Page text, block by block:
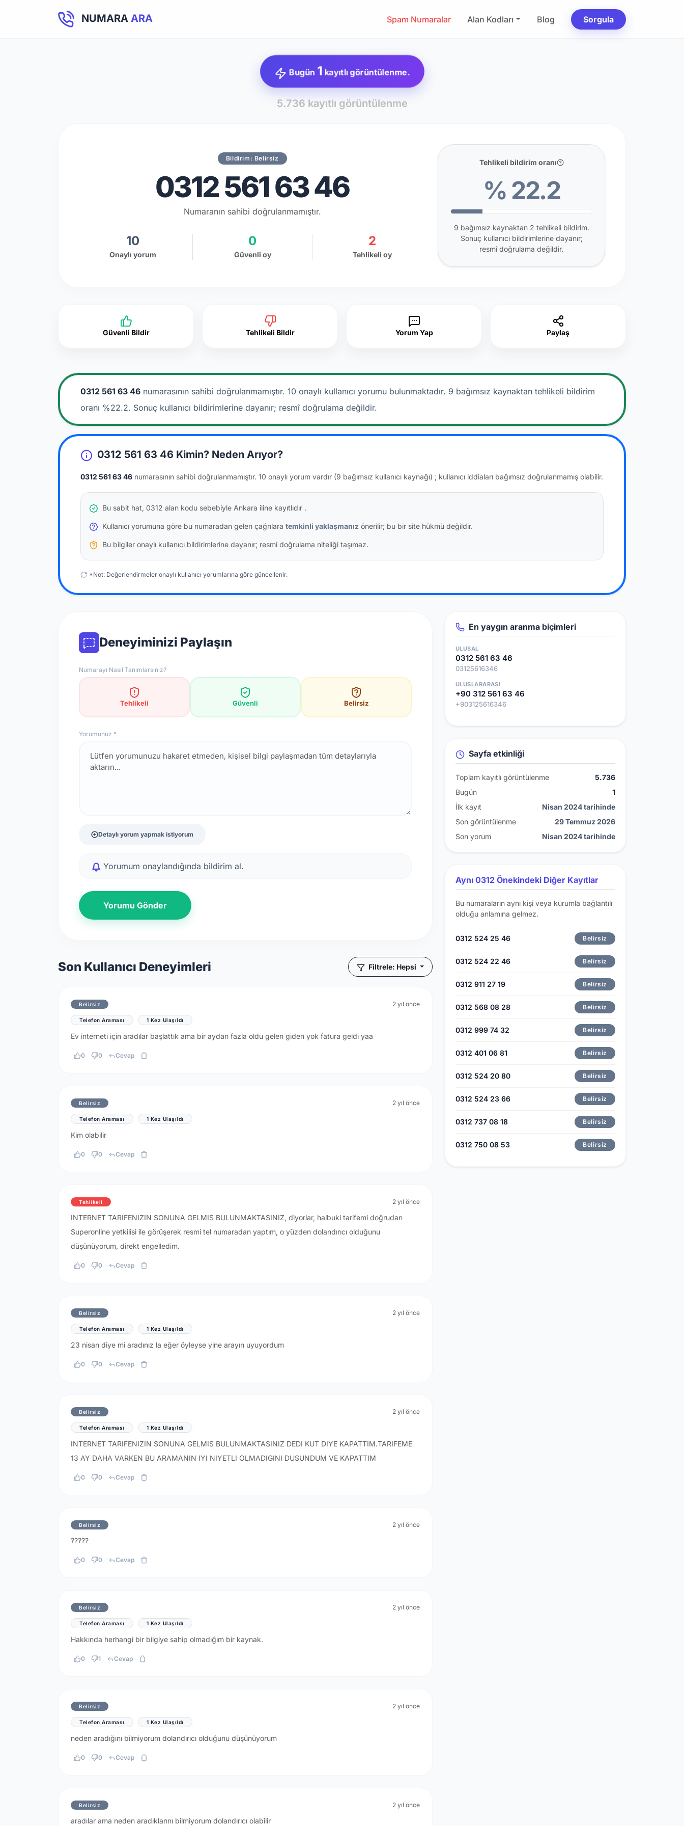
NUMARA ARA Spam Numaralar Alan Kodları Blog Sorgula
Bugün 1 kayıtlı görüntülenme.
5.736 kayıtlı görüntülenme
Bildirim: Belirsiz
0312 561 63 46
Numaranın sahibi doğrulanmamıştır.
10
Onaylı yorum
0
Güvenli oy
2
Tehlikeli oy
Tehlikeli bildirim oranı
% 22.2
9 bağımsız kaynaktan 2 tehlikeli bildirim.
Sonuç kullanıcı bildirimlerine dayanır;
resmî doğrulama değildir.
Güvenli Bildir Tehlikeli Bildir Yorum Yap Paylaş
0312 561 63 46 numarasının sahibi doğrulanmamıştır. 10 onaylı kullanıcı yorumu bulunmaktadır. 9 bağımsız kaynaktan tehlikeli bildirim
oranı %22.2. Sonuç kullanıcı bildirimlerine dayanır; resmî doğrulama değildir.
0312 561 63 46 Kimin? Neden Arıyor?
0312 561 63 46 numarasının sahibi doğrulanmamıştır. 10 onaylı yorum vardır (9 bağımsız kullanıcı kaynağı) ; kullanıcı iddiaları bağımsız doğrulanmamış olabilir.
Bu sabit hat, 0312 alan kodu sebebiyle Ankara iline kayıtlıdır .
Kullanıcı yorumuna göre bu numaradan gelen çağrılara temkinli yaklaşmanız önerilir; bu bir site hükmü değildir.
Bu bilgiler onaylı kullanıcı bildirimlerine dayanır; resmi doğrulama niteliği taşımaz.
*Not: Değerlendirmeler onaylı kullanıcı yorumlarına göre güncellenir.
Deneyiminizi Paylaşın
Numarayı Nasıl Tanımlarsınız?
Tehlikeli Güvenli Belirsiz
Yorumunuz *
Detaylı yorum yapmak istiyorum
Yorumum onaylandığında bildirim al.
Yorumu Gönder
Son Kullanıcı Deneyimleri Filtrele: Hepsi
Belirsiz 2 yıl önce
Telefon Araması 1 Kez Ulaşıldı
Ev interneti için aradılar başlattık ama bir aydan fazla oldu gelen giden yok fatura geldi yaa
0 0 Cevap
Belirsiz 2 yıl önce
Telefon Araması 1 Kez Ulaşıldı
Kim olabilir
0 0 Cevap
Tehlikeli 2 yıl önce
INTERNET TARIFENIZIN SONUNA GELMIS BULUNMAKTASINIZ, diyorlar, halbuki tarifemi doğrudan
Superonline yetkilisi ile görüşerek resmi tel numaradan yaptım, o yüzden dolandırıcı olduğunu
düşünüyorum, direkt engelledim.
0 0 Cevap
Belirsiz 2 yıl önce
Telefon Araması 1 Kez Ulaşıldı
23 nisan diye mi aradınız la eğer öyleyse yine arayın uyuyordum
0 0 Cevap
Belirsiz 2 yıl önce
Telefon Araması 1 Kez Ulaşıldı
INTERNET TARIFENIZIN SONUNA GELMIS BULUNMAKTASINIZ DEDI KUT DIYE KAPATTIM.TARIFEME
13 AY DAHA VARKEN BU ARAMANIN IYI NIYETLI OLMADIGINI DUSUNDUM VE KAPATTIM
0 0 Cevap
Belirsiz 2 yıl önce
?????
0 0 Cevap
Belirsiz 2 yıl önce
Telefon Araması 1 Kez Ulaşıldı
Hakkında herhangi bir bilgiye sahip olmadığım bir kaynak.
0 1 Cevap
Belirsiz 2 yıl önce
Telefon Araması 1 Kez Ulaşıldı
neden aradığını bilmiyorum dolandırıcı olduğunu düşünüyorum
0 0 Cevap
Belirsiz 2 yıl önce
aradılar ama neden aradıklarını bilmiyorum dolandırıcı olabilir
En yaygın aranma biçimleri
ULUSAL
0312 561 63 46
03125616346
ULUSLARARASI
+90 312 561 63 46
+903125616346
Sayfa etkinliği
Toplam kayıtlı görüntülenme
5.736
Bugün
1
İlk kayıt
Nisan 2024 tarihinde
Son görüntülenme
29 Temmuz 2026
Son yorum
Nisan 2024 tarihinde
Aynı 0312 Önekindeki Diğer Kayıtlar
Bu numaraların aynı kişi veya kurumla bağlantılı
olduğu anlamına gelmez.
0312 524 25 46 Belirsiz
0312 524 22 46 Belirsiz
0312 911 27 19 Belirsiz
0312 568 08 28 Belirsiz
0312 999 74 32 Belirsiz
0312 401 06 81 Belirsiz
0312 524 20 80 Belirsiz
0312 524 23 66 Belirsiz
0312 737 08 18 Belirsiz
0312 750 08 53 Belirsiz